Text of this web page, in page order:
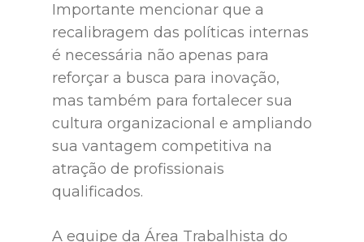
Importante mencionar que a
recalibragem das políticas internas
é necessária não apenas para
reforçar a busca para inovação,
mas também para fortalecer sua
cultura organizacional e ampliando
sua vantagem competitiva na
atração de profissionais
qualificados.
A equipe da Área Trabalhista do